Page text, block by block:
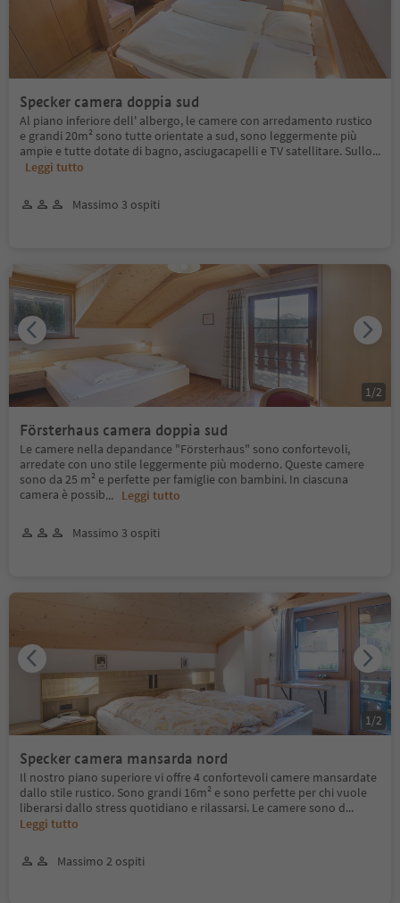
Specker camera doppia sud
Al piano inferiore dell' albergo, le camere con arredamento rustico
e grandi 20m² sono tutte orientate a sud, sono leggermente più
ampie e tutte dotate di bagno, asciugacapelli e TV satellitare. Sullo...
Leggi tutto
Massimo 3 ospiti
Försterhaus camera doppia sud
Le camere nella depandance "Försterhaus" sono confortevoli,
arredate con uno stile leggermente più moderno. Queste camere
sono da 25 m² e perfette per famiglie con bambini. In ciascuna
camera è possib... Leggi tutto
Massimo 3 ospiti
1 /2
Specker camera mansarda nord
Il nostro piano superiore vi offre 4 confortevoli camere mansardate
dallo stile rustico. Sono grandi 16m² e sono perfette per chi vuole
liberarsi dallo stress quotidiano e rilassarsi. Le camere sono d...
Leggi tutto
Massimo 2 ospiti
1 /2